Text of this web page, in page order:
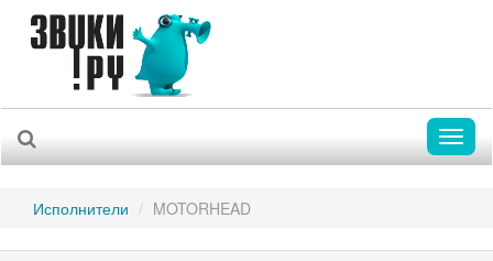
Исполнители MOTORHEAD